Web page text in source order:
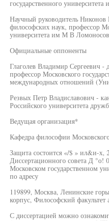
государственного
Научный руководитель
философских наук, профессор
университета им М В
Официальные оппоненты
Глаголев Владимир Сергеевич -
профессор Московского
международных отношений
Резвых Петр Владиславович -
Российского университета
Ведущая организация*
Кафедра философии
Защита состоится «/$ » ил&и-х,
Диссертационного совета Д
Московском государственном
по адресу
119899, Москва, Ленинские
корпус, Философский факультет
С диссертацией можно